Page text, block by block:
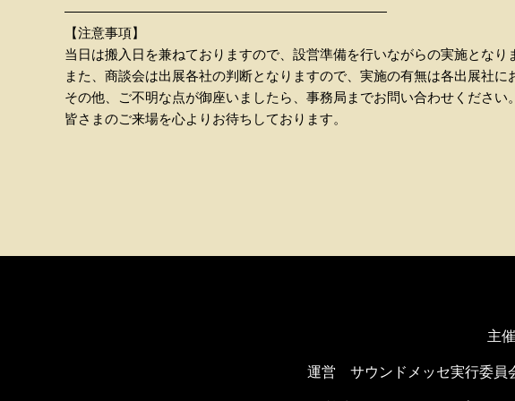
————————————————————————
【注意事項】
当日は搬入日を兼ねておりますので、設営準備を行いながらの実施となり
また、商談会は出展各社の判断となりますので、実施の有無は各出展社に
その他、ご不明な点が御座いましたら、事務局までお問い合わせください。
皆さまのご来場を心よりお待ちしております。
主
運営 サウンドメッセ実行委